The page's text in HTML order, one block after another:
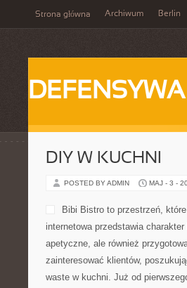
Strona główna Archiwum Berlin
DEFENSYWA
DIY W KUCHNI
POSTED BY ADMIN MAJ - 3 -
Bibi Bistro to przestrzeń,
internetowa przedstawia
apetyczne, ale również
zainteresować klientów,
waste w kuchni. Już od